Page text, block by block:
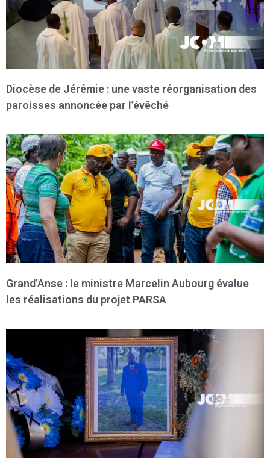
Diocèse de Jérémie : une vaste réorganisation des
paroisses annoncée par l’évêché
Grand’Anse : le ministre Marcelin Aubourg évalue
les réalisations du projet PARSA